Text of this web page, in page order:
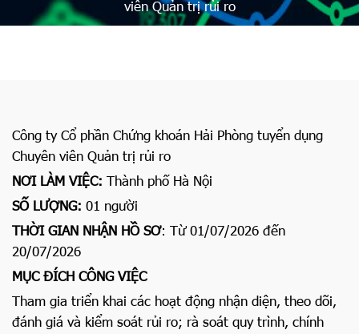
viên Quản trị rủi ro
Công ty Cổ phần Chứng khoán Hải Phòng tuyển dụng
Chuyên viên Quản trị rủi ro
NƠI LÀM VIỆC: Thành phố Hà Nội
SỐ LƯỢNG: 01 người
THỜI GIAN NHẬN HỒ SƠ: Từ 01/07/2026 đến
20/07/2026
MỤC ĐÍCH CÔNG VIỆC
Tham gia triển khai các hoạt động nhận diện, theo dõi,
đánh giá và kiểm soát rủi ro; rà soát quy trình, chính